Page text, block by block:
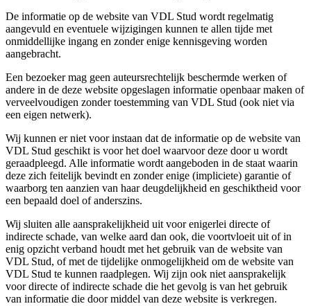
De informatie op de website van VDL Stud wordt regelmatig
aangevuld en eventuele wijzigingen kunnen te allen tijde met
onmiddellijke ingang en zonder enige kennisgeving worden
aangebracht.
Een bezoeker mag geen auteursrechtelijk beschermde werken of
andere in de deze website opgeslagen informatie openbaar maken of
verveelvoudigen zonder toestemming van VDL Stud (ook niet via
een eigen netwerk).
Wij kunnen er niet voor instaan dat de informatie op de website van
VDL Stud geschikt is voor het doel waarvoor deze door u wordt
geraadpleegd. Alle informatie wordt aangeboden in de staat waarin
deze zich feitelijk bevindt en zonder enige (impliciete) garantie of
waarborg ten aanzien van haar deugdelijkheid en geschiktheid voor
een bepaald doel of anderszins.
Wij sluiten alle aansprakelijkheid uit voor enigerlei directe of
indirecte schade, van welke aard dan ook, die voortvloeit uit of in
enig opzicht verband houdt met het gebruik van de website van
VDL Stud, of met de tijdelijke onmogelijkheid om de website van
VDL Stud te kunnen raadplegen. Wij zijn ook niet aansprakelijk
voor directe of indirecte schade die het gevolg is van het gebruik
van informatie die door middel van deze website is verkregen.